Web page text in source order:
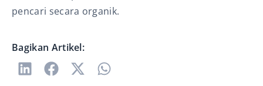
pencari secara organik.
Bagikan Artikel: